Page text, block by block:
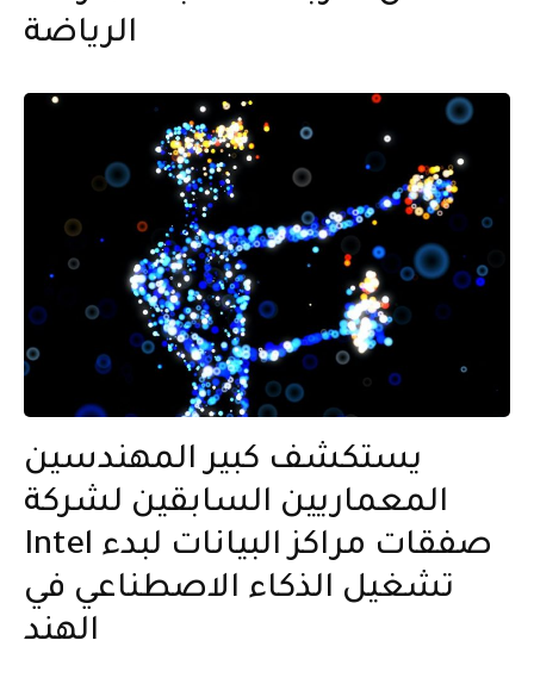
الرياضة
يستكشف كبير المهندسين
المعماريين السابقين لشركة
Intel صفقات مراكز البيانات لبدء
تشغيل الذكاء الاصطناعي في
الهند